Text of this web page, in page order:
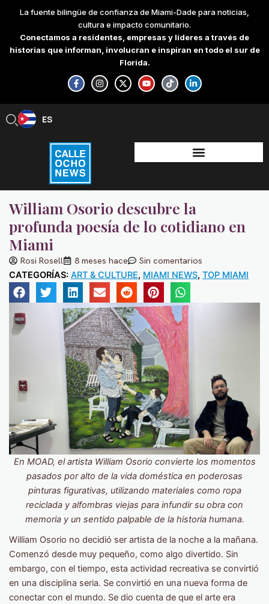
content
La fuente bilingüe de confianza de Miami-Dade para noticias,
cultura e impacto comunitario.
Conectamos a residentes, empresas y líderes a través de
historias que informan, involucran e inspiran en todo el sur de
Florida.
F
a
c
e
-
f
I
n
s
t
X
-
t
w
Y
o
u
t
T
i
k
t
L
i
n
k
-
i
n
ES
EN
William Osorio descubre la
profunda poesía de lo cotidiano en
Miami
Rosi Rosell 8 meses hace Sin comentarios
CATEGORÍAS: ART & CULTURE, MIAMI NEWS, TOP MIAMI
En MOAD, el artista William Osorio convierte los momentos
pasados por alto de la vida doméstica en poderosas
pinturas figurativas, utilizando materiales como ropa
reciclada y alfombras viejas para infundir su obra con
memoria y un sentido palpable de la historia humana.
William Osorio no decidió ser artista de la noche a la mañana.
Comenzó desde muy pequeño, como algo divertido. Sin
embargo, con el tiempo, esta actividad recreativa se convirtió
en una disciplina seria. Se convirtió en una nueva forma de
conectar con el mundo. Se dio cuenta de que el arte era